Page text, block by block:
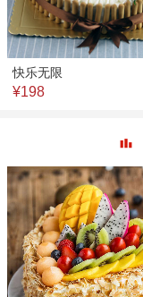
快乐无限
¥198